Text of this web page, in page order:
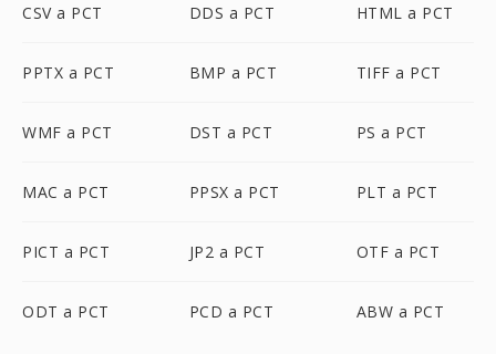
CSV a PCT DDS a PCT HTML a PCT
PPTX a PCT BMP a PCT TIFF a PCT
WMF a PCT DST a PCT PS a PCT
MAC a PCT PPSX a PCT PLT a PCT
PICT a PCT JP2 a PCT OTF a PCT
ODT a PCT PCD a PCT ABW a PCT